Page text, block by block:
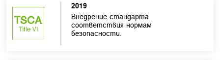
2019
Внедрение стандарта
соответствия нормам
безопасности.